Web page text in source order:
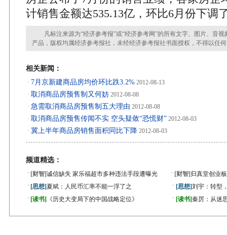
计销售金额达535.13亿，环比6月份下调
凡标注来源为“经济参考报”或“经济参考网”的所有文字、图片、音视
产品，版权均属经济参考报社，未经经济参考报社书面授权，不得以任
相关新闻：
· 7月京新建商品房均价环比跌3.2% 2012-08-13
· 取消商品房预售制又何妨 2012-08-08
· 急需取消商品房预售制五大理由 2012-08-08
· 取消商品房预售传闻不实 空头疑敛“恐慌财” 2012-08-03
· 冀上半年商品房销售面积同比下降 2012-08-03
频道精选：
· [财智]诚信缺失 家乐福超市多种违法手段遭曝光 · [财智] 归真堂创业
· [思想]夏斌：人民币汇率不能一浮了之 · [思想]刘宇：转型
· [读书] 《历史大变局下的中国战略定位》 · [读书]秦厉：从迷